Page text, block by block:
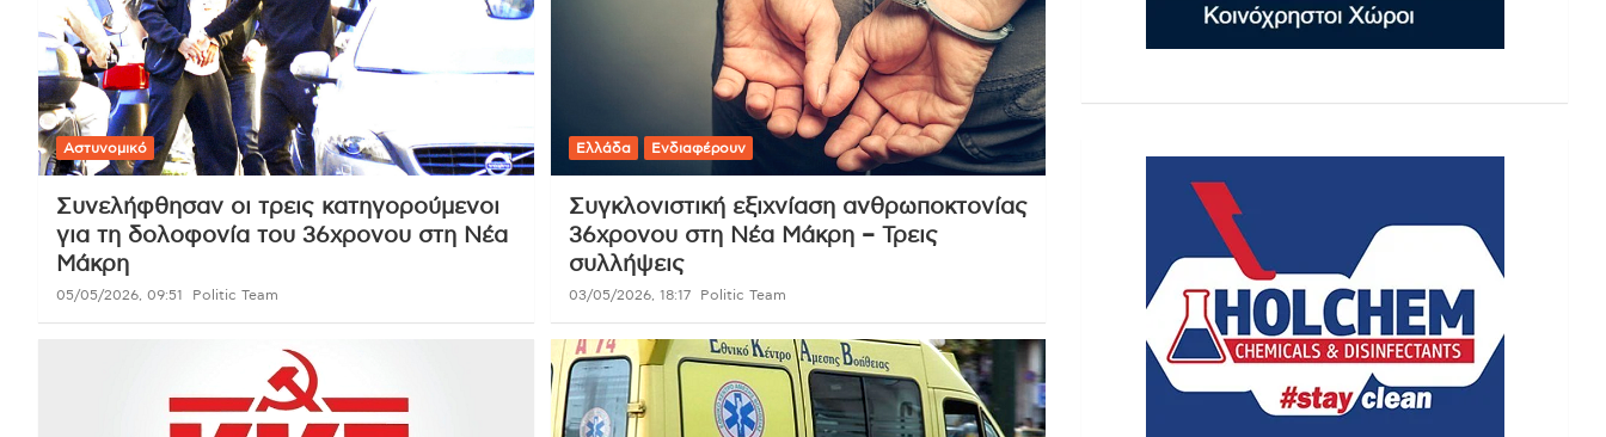
Αστυνομικό
Συνελήφθησαν οι τρεις κατηγορούμενοι
για τη δολοφονία του 36χρονου στη Νέα
Μάκρη
05/05/2026, 09:51 Politic Team
Ελλάδα Ενδιαφέρουν
Συγκλονιστική εξιχνίαση ανθρωποκτονίας
36χρονου στη Νέα Μάκρη – Τρεις
συλλήψεις
03/05/2026, 18:17 Politic Team